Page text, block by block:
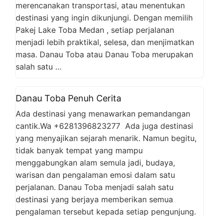
merencanakan transportasi, atau menentukan
destinasi yang ingin dikunjungi. Dengan memilih
Pakej Lake Toba Medan , setiap perjalanan
menjadi lebih praktikal, selesa, dan menjimatkan
masa. Danau Toba atau Danau Toba merupakan
salah satu …
Danau Toba Penuh Cerita
Ada destinasi yang menawarkan pemandangan
cantik.Wa +6281396823277 Ada juga destinasi
yang menyajikan sejarah menarik. Namun begitu,
tidak banyak tempat yang mampu
menggabungkan alam semula jadi, budaya,
warisan dan pengalaman emosi dalam satu
perjalanan. Danau Toba menjadi salah satu
destinasi yang berjaya memberikan semua
pengalaman tersebut kepada setiap pengunjung.